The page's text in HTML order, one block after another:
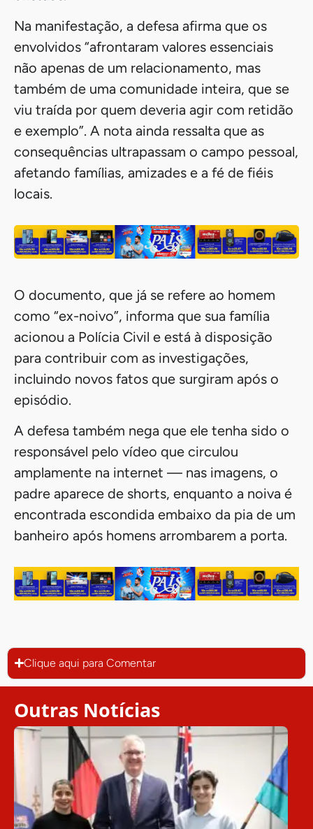
Na manifestação, a defesa afirma que os
envolvidos “afrontaram valores essenciais
não apenas de um relacionamento, mas
também de uma comunidade inteira, que se
viu traída por quem deveria agir com retidão
e exemplo”. A nota ainda ressalta que as
consequências ultrapassam o campo pessoal,
afetando famílias, amizades e a fé de fiéis
locais.
O documento, que já se refere ao homem
como “ex-noivo”, informa que sua família
acionou a Polícia Civil e está à disposição
para contribuir com as investigações,
incluindo novos fatos que surgiram após o
episódio.
A defesa também nega que ele tenha sido o
responsável pelo vídeo que circulou
amplamente na internet — nas imagens, o
padre aparece de shorts, enquanto a noiva é
encontrada escondida embaixo da pia de um
banheiro após homens arrombarem a porta.
Clique aqui para Comentar
Outras Notícias